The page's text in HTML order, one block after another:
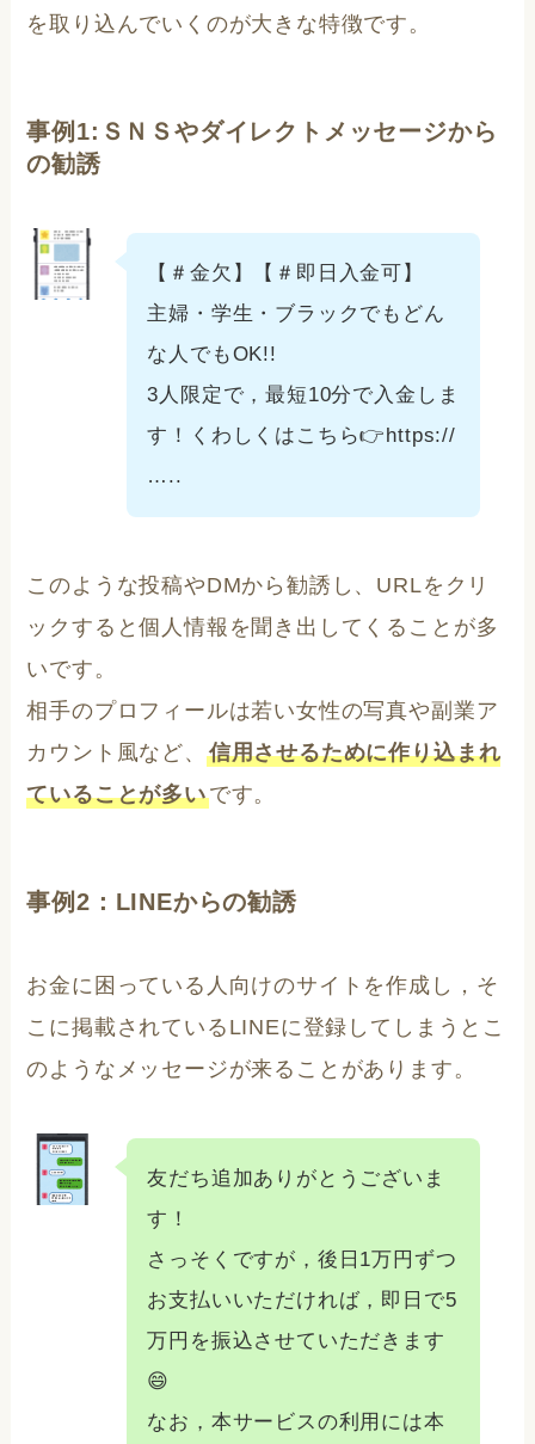
を取り込んでいくのが大きな特徴です。
事例1:ＳＮＳやダイレクトメッセージから
の勧誘
【＃金欠】【＃即日入金可】
主婦・学生・ブラックでもどん
な人でもOK!!
3人限定で，最短10分で入金しま
す！くわしくはこちら👉https://
…..
このような投稿やDMから勧誘し、URLをクリ
ックすると個人情報を聞き出してくることが多
いです。
相手のプロフィールは若い女性の写真や副業ア
カウント風など、 信用させるために作り込まれ
ていることが多いです。
事例2：LINEからの勧誘
お金に困っている人向けのサイトを作成し，そ
こに掲載されているLINEに登録してしまうとこ
のようなメッセージが来ることがあります。
友だち追加ありがとうございま
す！
さっそくですが，後日1万円ずつ
お支払いいただければ，即日で5
万円を振込させていただきます
😄
なお，本サービスの利用には本